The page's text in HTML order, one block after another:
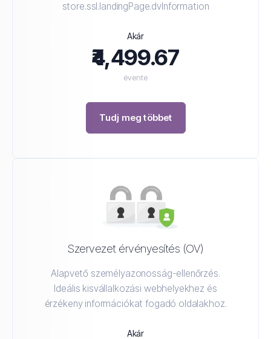
store.ssl.landingPage.dvInformation
Akár
₹4,499.67
évente
Tudj meg többet
Szervezet érvényesítés (OV)
Alapvető személyazonosság-ellenőrzés.
Ideális kisvállalkozási webhelyekhez és
érzékeny információkat fogadó oldalakhoz.
Akár